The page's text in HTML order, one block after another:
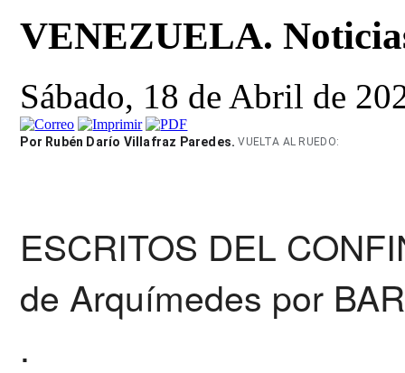
VENEZUELA.
Sábado, 18 de Abril de
Por Rubén Darío Villafraz Paredes.VUELTA AL RUEDO:
ESCRITOS DEL
de Arquímedes por
.